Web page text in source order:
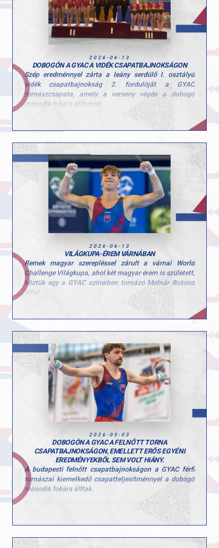
és a megérdemelt győzelemhez! Köszönjük edzőink
kitartó munkáját!
Felkészítő edzők: Szűcs Szonja és Kardos Botond.
2026-06-13
DOBOGÓN A GYAC A VIDÉK CSAPATBAJNOKSÁGON
Szép eredménnyel zárta a leány serdülő I. osztályú
vidék csapatbajnokság 2. fordulóját a GYAC
tornászcsapata, amely a verseny végén a dobogó
második fokára állhatott.
A csapat tagjai: Hegedűs Réka, Kovács Bianka, Kerczó
Felkészítő edzők: Szűcs Nicoleta Lucia és Fajkusz
Csaba.
Gratulálunk a lányoknak és az edzőknek a munkához és
az elért eredményhez, csak így tovább!
2026-06-13
VILÁGKUPA-ÉREM VÁRNÁBAN
Remek magyar szerepléssel zárult a várnai World
Challenge Világkupa, ahol két magyar érem is született,
köztük egy a GYAC színeiben tornázó Molnár Botond
által.
Boti ugrásban 14.050 pontos gyakorlatával a dobogó
harmadik fokára állhatott a nemzetközi mezőnyben. A
kiváló eredményt tovább erősíti, hogy talajon is közel
volt az éremhez, ott végül a 4. helyen zárt.
Gratulálunk Botinak és edzőjének, Pisák Tamásnak a
kiemelkedő teljesítményhez! További hasonló sikereket
az idei szezonra!
2026-05-03
DOBOGÓN A GYAC A FELNŐTT TORNA
CSAPATBAJNOKSÁGON, EMELLETT ERŐS EGYÉNI
EREDMÉNYEKBŐL SEM VOLT HIÁNY.
A budapesti felnőtt csapatbajnokságon a GYAC férfi
tornászai kiemelkedő csapatteljesítménnyel a dobogó
második fokára álltak.
Az egyéni szerbajnokságon is több szép eredmény
született, különösen Tomcsányi Benedek teljesítménye
emelkedett ki, aki több szeren is dobogóra állhatott.
Egyéni eredmények: